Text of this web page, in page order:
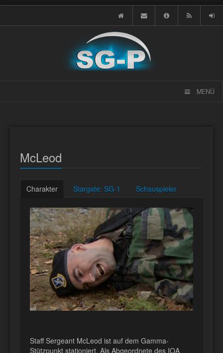
MENÜ
McLeod
Charakter Stargate: SG-1 Schauspieler
Staff Sergeant McLeod ist auf dem Gamma-
Stützpunkt stationiert. Als Abgeordnete des IOA